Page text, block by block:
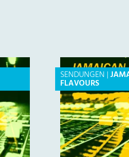
SENDUNGEN |
FLAVOURS